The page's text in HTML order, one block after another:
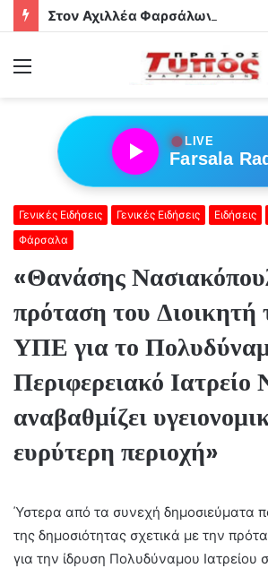
Στον Αχιλλέα Φαρσάλων τα
Menu
●LIVE
Farsala
Γενικές Ειδήσεις Γενικές Ειδήσεις Ειδήσεις
Φάρσαλα
«Θανάσης
πρόταση του Διοικητή
ΥΠΕ για το
Περιφερειακό Ιατρείο
αναβαθμίζει
ευρύτερη περιοχή»
Ύστερα από τα συνεχή δημοσιεύματα
της δημοσιότητας σχετικά με την
για την ίδρυση Πολυδύναμου Ιατρείου